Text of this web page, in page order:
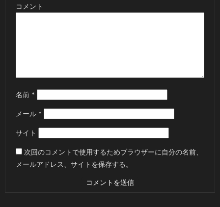
コメント
名前 *
メール *
サイト
次回のコメントで使用するためブラウザーに自分の名前、
メールアドレス、サイトを保存する。